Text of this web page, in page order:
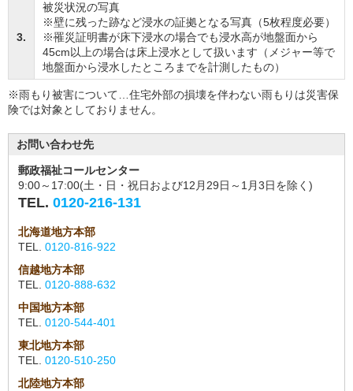
3.
被災状況の写真
※壁に残った跡など浸水の証拠となる写真（5枚程度必要）
※罹災証明書が床下浸水の場合でも浸水高が地盤面から
45cm以上の場合は床上浸水として扱います（メジャー等で
地盤面から浸水したところまでを計測したもの）
※雨もり被害について…住宅外部の損壊を伴わない雨もりは災害保
険では対象としておりません。
お問い合わせ先
郵政福祉コールセンター
9:00～17:00(土・日・祝日および12月29日～1月3日を除く)
TEL. 0120-216-131
北海道地方本部
TEL. 0120-816-922
信越地方本部
TEL. 0120-888-632
中国地方本部
TEL. 0120-544-401
東北地方本部
TEL. 0120-510-250
北陸地方本部